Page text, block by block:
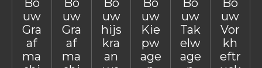
Bo
uw
Gra
af
ma
Bo
uw
Gra
af
ma
Bo
uw
hijs
kra
an
Bo
uw
Kie
pw
age
Bo
uw
Tak
elw
age
Bo
uw
Vor
kh
eftr